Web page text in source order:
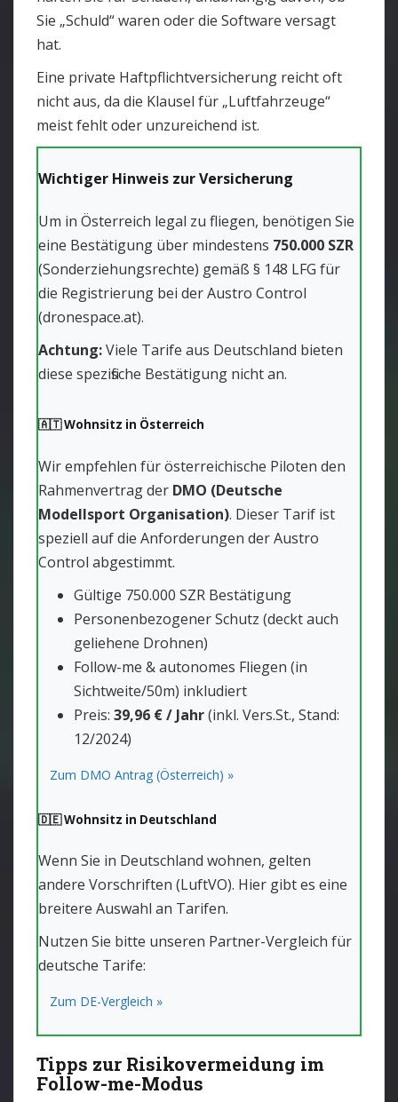
Sie „Schuld“ waren oder die Software versagt
hat.
Eine private Haftpflichtversicherung reicht oft
nicht aus, da die Klausel für „Luftfahrzeuge“
meist fehlt oder unzureichend ist.
Wichtiger Hinweis zur Versicherung
Um in Österreich legal zu fliegen, benötigen Sie
eine Bestätigung über mindestens 750.000 SZR
(Sonderziehungsrechte) gemäß § 148 LFG für
die Registrierung bei der Austro Control
(dronespace.at).
Achtung:Viele Tarife aus Deutschland bieten
diese spezifische Bestätigung nicht an.
🇦🇹 Wohnsitz in Österreich
Wir empfehlen für österreichische Piloten den
Rahmenvertrag der DMO (Deutsche
Modellsport Organisation). Dieser Tarif ist
speziell auf die Anforderungen der Austro
Control abgestimmt.
Gültige 750.000 SZR Bestätigung
Personenbezogener Schutz (deckt auch
geliehene Drohnen)
Follow-me & autonomes Fliegen (in
Sichtweite/50m) inkludiert
Preis: 39,96 € / Jahr(inkl. Vers.St., Stand:
12/2024)
Zum DMO Antrag (Österreich) »
🇩🇪 Wohnsitz in Deutschland
Wenn Sie in Deutschland wohnen, gelten
andere Vorschriften (LuftVO). Hier gibt es eine
breitere Auswahl an Tarifen.
Nutzen Sie bitte unseren Partner-Vergleich für
deutsche Tarife:
Zum DE-Vergleich »
Tipps zur Risikovermeidung im
Follow-me-Modus